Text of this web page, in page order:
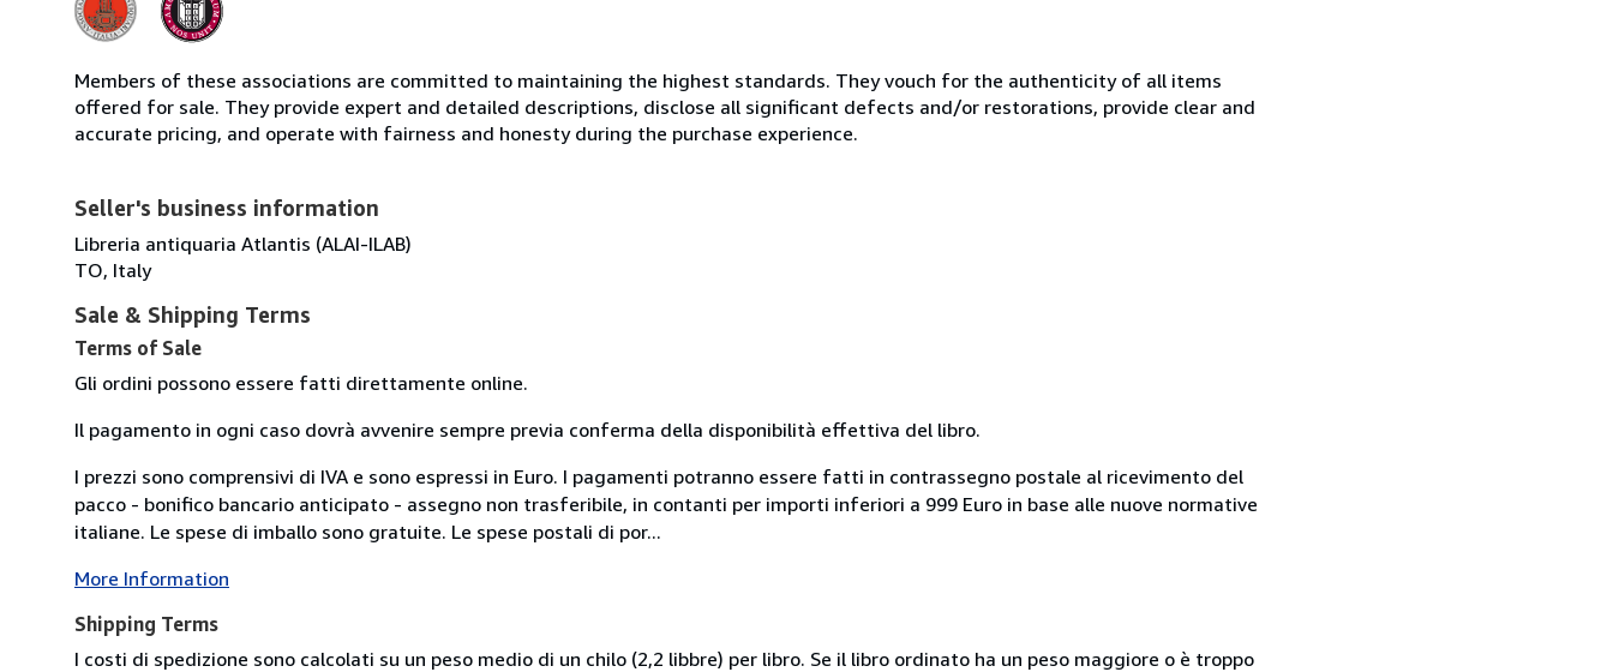
Members of these associations are committed to maintaining the highest standards. They vouch for the authenticity of all items
offered for sale. They provide expert and detailed descriptions, disclose all significant defects and/or restorations, provide clear and
accurate pricing, and operate with fairness and honesty during the purchase experience.
Seller's business information
Libreria antiquaria Atlantis (ALAI-ILAB)
TO, Italy
Sale & Shipping Terms
Terms of Sale
Gli ordini possono essere fatti direttamente online.
Il pagamento in ogni caso dovrà avvenire sempre previa conferma della disponibilità effettiva del libro.
I prezzi sono comprensivi di IVA e sono espressi in Euro. I pagamenti potranno essere fatti in contrassegno postale al ricevimento del
pacco - bonifico bancario anticipato - assegno non trasferibile, in contanti per importi inferiori a 999 Euro in base alle nuove normative
italiane. Le spese di imballo sono gratuite. Le spese postali di por...
More Information
Shipping Terms
I costi di spedizione sono calcolati su un peso medio di un chilo (2,2 libbre) per libro. Se il libro ordinato ha un peso maggiore o è troppo